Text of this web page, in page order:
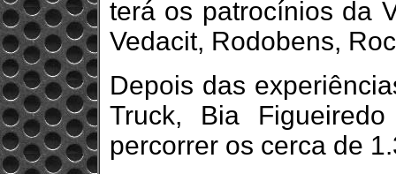
terá os patrocínios da
Vedacit, Rodobens,
Depois das
Truck, Bia
percorrer os cerca de